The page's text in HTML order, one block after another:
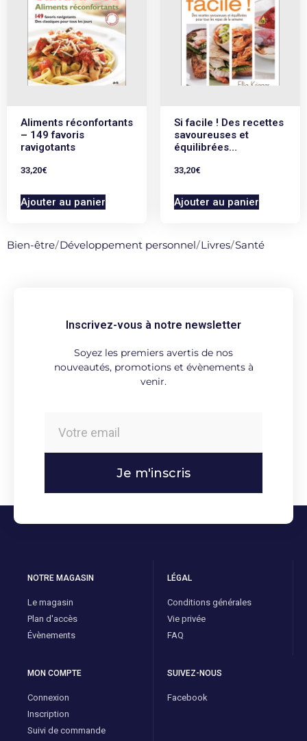
Aliments réconfortants
– 149 favoris
ravigotants
33,20€
Ajouter au panier
Si facile ! Des recettes
savoureuses et
équilibrées…
33,20€
Ajouter au panier
Bien-être/Développement personnel/Livres/Santé
Inscrivez-vous à notre newsletter
Soyez les premiers avertis de nos
nouveautés, promotions et évènements à
venir.
Je m'inscris
NOTRE MAGASIN
Le magasin
Plan d'accès
Évènements
LÉGAL
Conditions générales
Vie privée
FAQ
MON COMPTE
Connexion
Inscription
Suivi de commande
SUIVEZ-NOUS
Facebook